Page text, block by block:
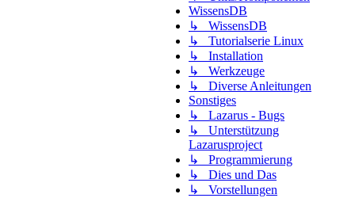
WissensDB
↳ WissensDB
↳ Tutorialserie Linux
↳ Installation
↳ Werkzeuge
↳ Diverse Anleitungen
Sonstiges
↳ Lazarus - Bugs
↳ Unterstützung
Lazarusproject
↳ Programmierung
↳ Dies und Das
↳ Vorstellungen